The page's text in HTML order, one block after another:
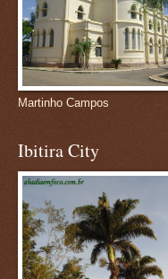
Martinho Campos
Ibitira City